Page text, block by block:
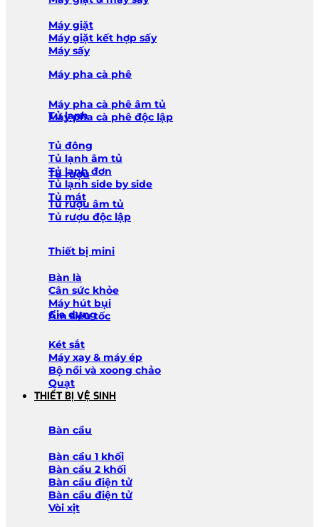
Máy giặt
Máy giặt kết hợp sấy
Máy sấy
Máy pha cà phê
Máy pha cà phê âm tủ
Máy pha cà phê độc lập
Tủ lạnh
Tủ đông
Tủ lạnh âm tủ
Tủ lạnh đơn
Tủ lạnh side by side
Tủ mát
Tủ rượu
Tủ rượu âm tủ
Tủ rượu độc lập
Thiết bị mini
Bàn là
Cân sức khỏe
Máy hút bụi
Ấm siêu tốc
Gia dụng
Két sắt
Máy xay & máy ép
Bộ nồi và xoong chảo
Quạt
THIẾT BỊ VỆ SINH
Bàn cầu
Bàn cầu 1 khối
Bàn cầu 2 khối
Bàn cầu điện tử
Bàn cầu điện tử
Vòi xịt